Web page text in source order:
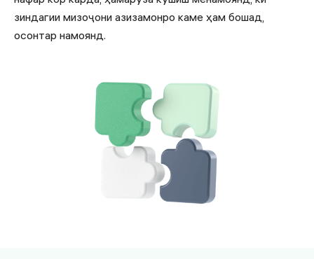
зиндагии мизоҷони азизамонро каме ҳам бошад,
осонтар намоянд.